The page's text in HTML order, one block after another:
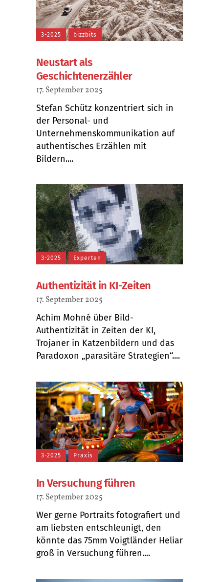
3-2025 bizzbits
Neustart als
Geschichtenerzähler
17. September 2025
Stefan Schütz konzentriert sich in
der Personal- und
Unternehmenskommunikation auf
authentisches Erzählen mit
Bildern....
3-2025 Experten
Authentizität in KI-Zeiten
17. September 2025
Achim Mohné über Bild-
Authentizität in Zeiten der KI,
Trojaner in Katzenbildern und das
Paradoxon „parasitäre Strategien“....
3-2025 Praxis
In Versuchung führen
17. September 2025
Wer gerne Portraits fotografiert und
am liebsten entschleunigt, den
könnte das 75mm Voigtländer Heliar
groß in Versuchung führen....